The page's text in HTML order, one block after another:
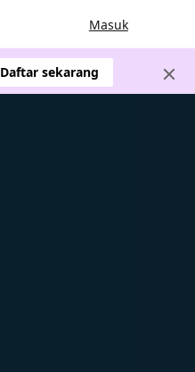
Masuk
Daftar sekarang